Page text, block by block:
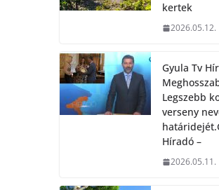
kertek
2026.05.12.
Gyula Tv
Legszebb
verseny
Híradó –
2026.05.11.